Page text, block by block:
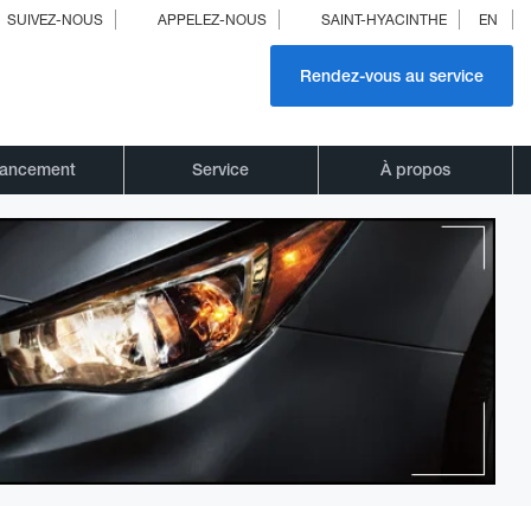
SUIVEZ-NOUS APPELEZ-NOUS SAINT-HYACINTHE EN
Rendez-vous au service
Service À propos